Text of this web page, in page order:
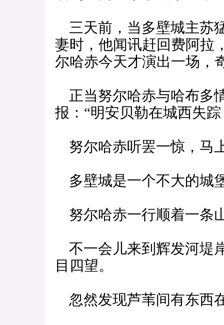
三天前，当多壁城主苏
妻时，他闻讯赶回费阿拉
尔哈赤今天才演出一场，
正当努尔哈赤与哈布多
报：“明安贝勒在城西失踪
努尔哈赤听罢一惊，马
多壁城是一个不大的城
努尔哈赤一行顺着一条
不一会儿来到辉发河堤
目四望。
忽然发现芦苇间有东西